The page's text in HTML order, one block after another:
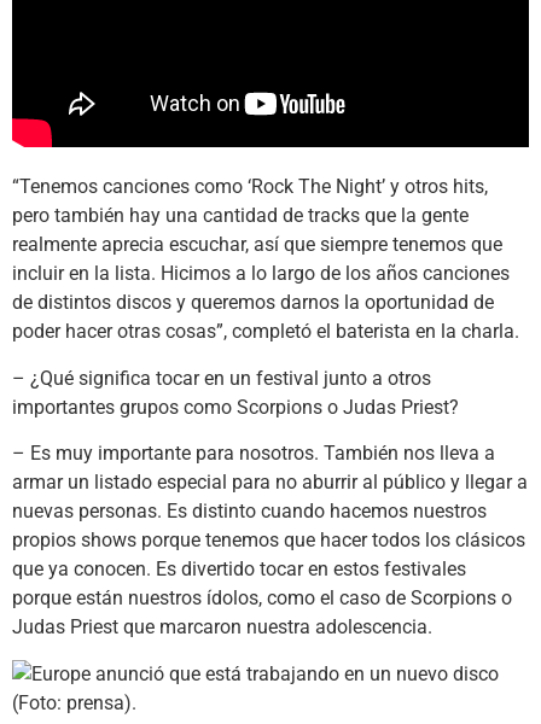
“Tenemos canciones como ‘Rock The Night’ y otros hits,
pero también hay una cantidad de tracks que la gente
realmente aprecia escuchar, así que siempre tenemos que
incluir en la lista. Hicimos a lo largo de los años canciones
de distintos discos y queremos darnos la oportunidad de
poder hacer otras cosas”, completó el baterista en la charla.
– ¿Qué significa tocar en un festival junto a otros
importantes grupos como Scorpions o Judas Priest?
– Es muy importante para nosotros. También nos lleva a
armar un listado especial para no aburrir al público y llegar a
nuevas personas. Es distinto cuando hacemos nuestros
propios shows porque tenemos que hacer todos los clásicos
que ya conocen. Es divertido tocar en estos festivales
porque están nuestros ídolos, como el caso de Scorpions o
Judas Priest que marcaron nuestra adolescencia.